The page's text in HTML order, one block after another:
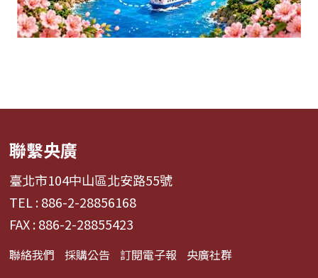
聯繫央廣
臺北市104中山區北安路55號
TEL : 886-2-28856168
FAX : 886-2-28855423
聯絡我們 採購公告 訂閱電子報 央廣社群